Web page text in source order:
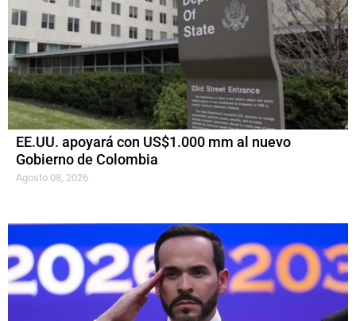
EE.UU. apoyará con US$1.000 mm al nuevo
Gobierno de Colombia
Agosto 08, 2026